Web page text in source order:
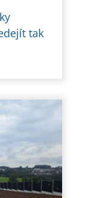
tak